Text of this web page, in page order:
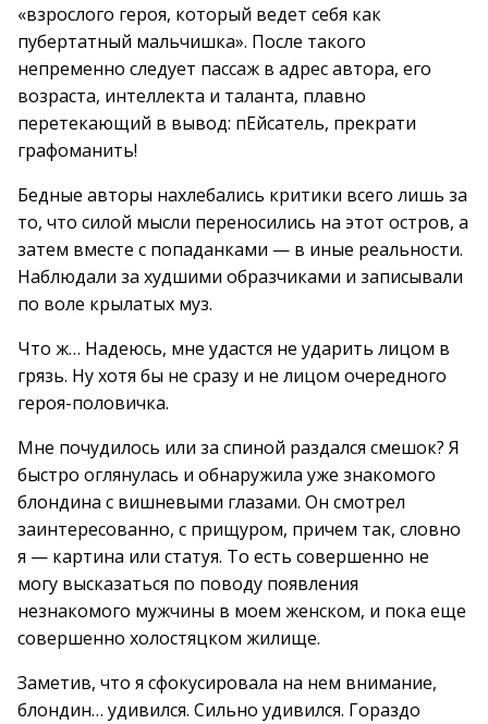
«взрослого героя, который ведет себя как
пубертатный мальчишка». После такого
непременно следует пассаж в адрес автора, его
возраста, интеллекта и таланта, плавно
перетекающий в вывод: пЕйсатель, прекрати
графоманить!
Бедные авторы нахлебались критики всего лишь за
то, что силой мысли переносились на этот остров, а
затем вместе с попаданками — в иные реальности.
Наблюдали за худшими образчиками и записывали
по воле крылатых муз.
Что ж… Надеюсь, мне удастся не ударить лицом в
грязь. Ну хотя бы не сразу и не лицом очередного
героя-половичка.
Мне почудилось или за спиной раздался смешок? Я
быстро оглянулась и обнаружила уже знакомого
блондина с вишневыми глазами. Он смотрел
заинтересованно, с прищуром, причем так, словно
я — картина или статуя. То есть совершенно не
могу высказаться по поводу появления
незнакомого мужчины в моем женском, и пока еще
совершенно холостяцком жилище.
Заметив, что я сфокусировала на нем внимание,
блондин… удивился. Сильно удивился. Гораздо